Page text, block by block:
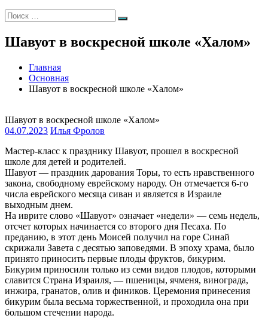
Искать:
Поиск
Шавуот в воскресной школе «Халом»
Главная
Основная
Шавуот в воскресной школе «Халом»
Шавуот в воскресной школе «Халом»
04.07.2023 Илья Фролов
Мастер-класс к празднику Шавуот, прошел в воскресной
школе для детей и родителей.
Шавуот — праздник дарования Торы, то есть нравственного
закона, свободному еврейскому народу. Он отмечается 6-го
числа еврейского месяца сиван и является в Израиле
выходным днем.
На иврите слово «Шавуот» означает «недели» — семь недель,
отсчет которых начинается со второго дня Песаха. По
преданию, в этот день Моисей получил на горе Синай
скрижали Завета с десятью заповедями. В эпоху храма, было
принято приносить первые плоды фруктов, бикурим.
Бикурим приносили только из семи видов плодов, которыми
славится Страна Израиля, — пшеницы, ячменя, винограда,
инжира, гранатов, олив и фиников. Церемония принесения
бикурим была весьма торжественной, и проходила она при
большом стечении народа.